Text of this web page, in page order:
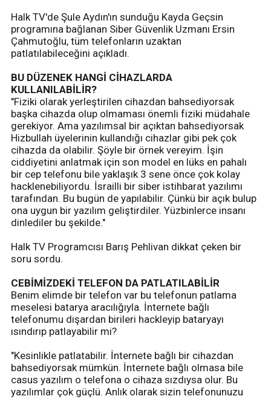
Halk TV'de Şule Aydın'ın sunduğu Kayda Geçsin
programına bağlanan Siber Güvenlik Uzmanı Ersin
Çahmutoğlu, tüm telefonların uzaktan
patlatılabileceğini açıkladı.
BU DÜZENEK HANGİ CİHAZLARDA
KULLANILABİLİR?
"Fiziki olarak yerleştirilen cihazdan bahsediyorsak
başka cihazda olup olmaması önemli fiziki müdahale
gerekiyor. Ama yazılımsal bir açıktan bahsediyorsak
Hizbullah üyelerinin kullandığı cihazlar gibi pek çok
cihazda da olabilir. Şöyle bir örnek vereyim. İşin
ciddiyetini anlatmak için son model en lüks en pahalı
bir cep telefonu bile yaklaşık 3 sene önce çok kolay
hacklenebiliyordu. İsrailli bir siber istihbarat yazılımı
tarafından. Bu bugün de yapılabilir. Çünkü bir açık bulup
ona uygun bir yazılım geliştirdiler. Yüzbinlerce insanı
dinlediler bu şekilde."
Halk TV Programcısı Barış Pehlivan dikkat çeken bir
soru sordu.
CEBİMİZDEKİ TELEFON DA PATLATILABİLİR
Benim elimde bir telefon var bu telefonun patlama
meselesi batarya aracılığıyla. İnternete bağlı
telefonumu dışardan birileri hackleyip bataryayı
ısındırıp patlayabilir mi?
"Kesinlikle patlatabilir. İnternete bağlı bir cihazdan
bahsediyorsak mümkün. İnternete bağlı olmasa bile
casus yazılım o telefona o cihaza sızdıysa olur. Bu
yazılımlar çok güçlü. Anlık olarak sizin telefonunuzu